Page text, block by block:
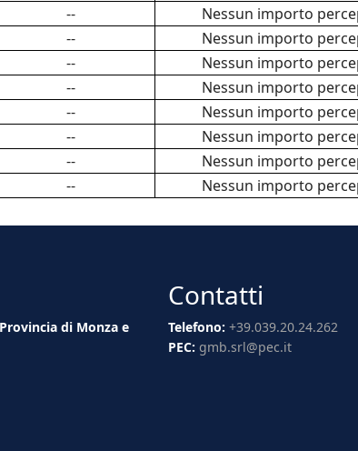
-- Nessun importo
-- Nessun importo
-- Nessun importo
-- Nessun importo
-- Nessun importo
-- Nessun importo
-- Nessun importo
-- Nessun importo
di Monza e
Contatti
Telefono: +39.039.20.24.262
PEC: gmb.srl@pec.it